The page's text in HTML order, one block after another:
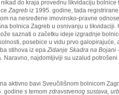
do kraja provednu likvidaciju bolnice
Zagreb iz 1995. godine, tada
na nesređene imovinsko-pravne
bolnica Zagreb u osnivanju u likvidaciji.
saznati o začetku ideje izgradnje
posebice u vidu prvo galopirajuće,
stihova iz epa Zidanje Skadra na Bojani
Naravno, najdomljiviji su uzalud
aktivno bavi Sveučilišnom bolnicom
godine s temom zdravstvenog sustava,